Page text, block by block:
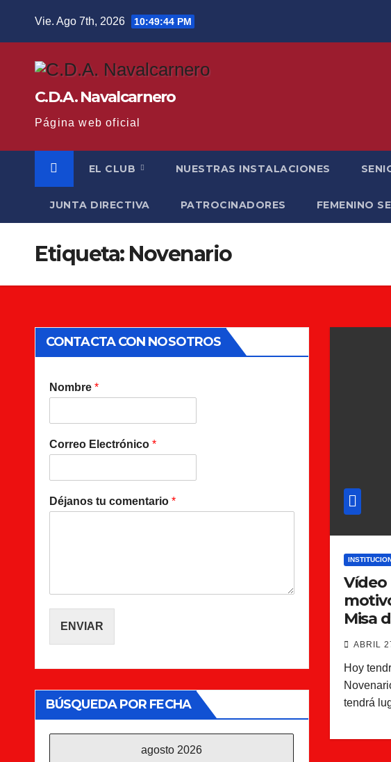
Vie. Ago 7th, 2026 10:49:44 PM
C.D.A. Navalcarnero
Página web oficial
EL CLUB NUESTRAS INSTALACIONES
JUNTA DIRECTIVA PATROCINADORES FEMENINO
Etiqueta: Novenario
CONTACTA CON NOSOTROS
Nombre *
Correo Electrónico *
Déjanos tu comentario *
ENVIAR
BÚSQUEDA POR FECHA
agosto 2026
Vídeo
Misa
ABRIL
Hoy
tendrá